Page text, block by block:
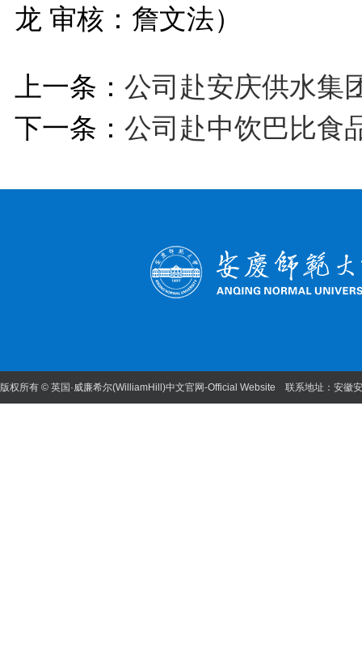
龙 审核：詹文法）
上一条： 公司赴安庆供水集
下一条： 公司赴中饮巴比食
版权所有 © 英国·威廉希尔(WilliamHill)中文官网-Official Website 联系地址：安徽